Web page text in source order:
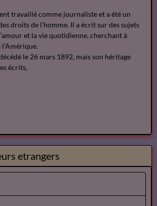
travaillé comme journaliste et a été un
droits de l’homme. Il a écrit sur des sujets
et la vie quotidienne, cherchant à
le 26 mars 1892, mais son héritage
écrits,
etrangers